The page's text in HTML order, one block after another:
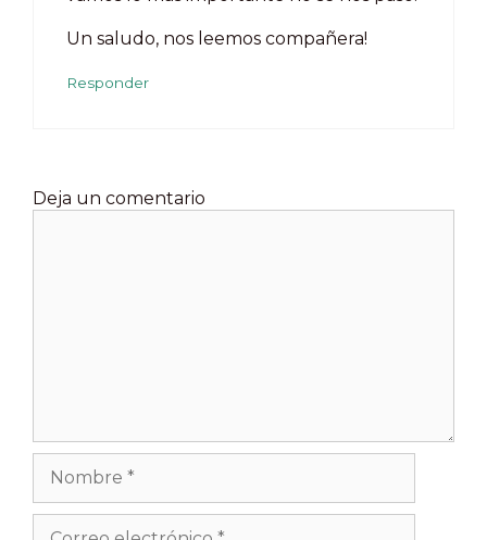
Un saludo, nos leemos compañera!
Responder
Deja un comentario
Nombre